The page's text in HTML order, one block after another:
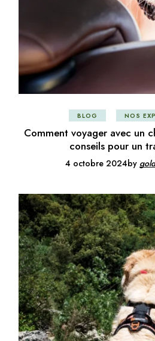
BLOG NOS
Comment voyager avec un
conseils pour un
4 octobre 2024by